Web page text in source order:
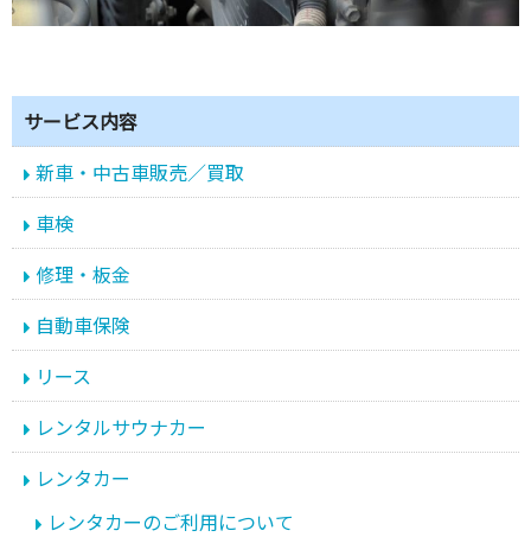
サービス内容
新車・中古車販売／買取
車検
修理・板金
自動車保険
リース
レンタルサウナカー
レンタカー
レンタカーのご利用について